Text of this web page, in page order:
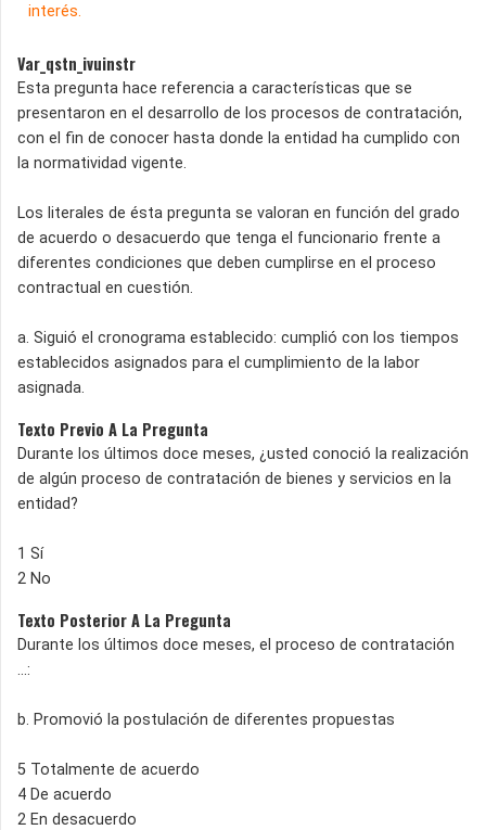
interés.
Var_qstn_ivuinstr
Esta pregunta hace referencia a características que se
presentaron en el desarrollo de los procesos de contratación,
con el fin de conocer hasta donde la entidad ha cumplido con
la normatividad vigente.
Los literales de ésta pregunta se valoran en función del grado
de acuerdo o desacuerdo que tenga el funcionario frente a
diferentes condiciones que deben cumplirse en el proceso
contractual en cuestión.
a. Siguió el cronograma establecido: cumplió con los tiempos
establecidos asignados para el cumplimiento de la labor
asignada.
Texto Previo A La Pregunta
Durante los últimos doce meses, ¿usted conoció la realización
de algún proceso de contratación de bienes y servicios en la
entidad?
1 Sí
2 No
Texto Posterior A La Pregunta
Durante los últimos doce meses, el proceso de contratación
...:
b. Promovió la postulación de diferentes propuestas
5 Totalmente de acuerdo
4 De acuerdo
2 En desacuerdo